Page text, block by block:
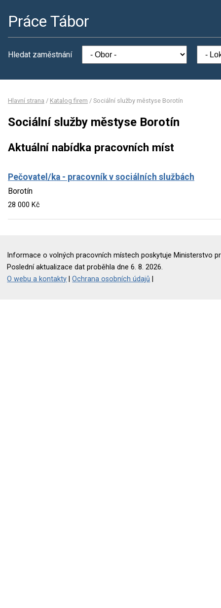
Práce Tábor
Hledat zaměstnání
Hlavní strana / Katalog firem / Sociální služby městyse Borotín
Sociální služby městyse Borotín
Aktuální nabídka pracovních míst
Pečovatel/ka - pracovník v sociálních službách
Borotín
28 000 Kč
Informace o volných pracovních místech poskytuje Ministerstvo
Poslední aktualizace dat proběhla dne 6. 8. 2026.
O webu a kontakty |Ochrana osobních údajů